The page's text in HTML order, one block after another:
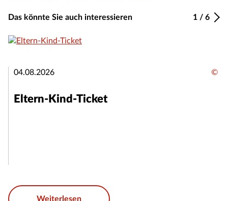
04.08.2026 ©
Eltern-Kind-Ticket
Weiterlesen
Das könnte Sie auch interessieren 1 / 6